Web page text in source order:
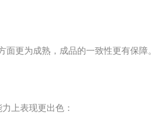
更为成熟，成品的一致性更有保障。
上表现更出色：